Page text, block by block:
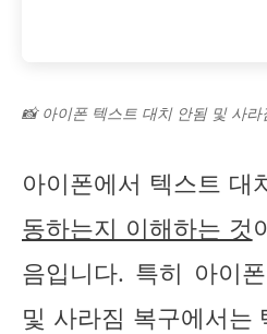
📸 아이폰 텍스트 대치 안됨 및 사
아이폰에서 텍스트 대
동하는지 이해하는 것
음입니다. 특히 아이
및 사라짐 복구에서는